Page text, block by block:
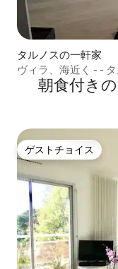
タルノスの一軒家
ヴィラ、
朝食付き
ゲストチョイス
ゲストチョイス